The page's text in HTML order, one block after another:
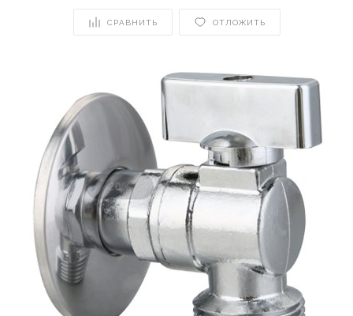
СРАВНИТЬ ОТЛОЖИТЬ